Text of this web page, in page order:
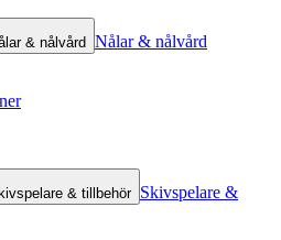
& nålvård Nålar & nålvård
& tillbehör Skivspelare &